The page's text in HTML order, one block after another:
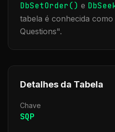
DbSetOrder() e
tabela é conhecida como
Questions".
Detalhes da Tabela
Chave
SQP